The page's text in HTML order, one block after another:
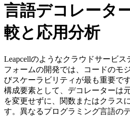
言語デコレータ
較と応用分析
Leapcellのようなクラウドサービス
フォームの開発では、コードのモ
びスケーラビリティが最も重要で
構成要素として、デコレーターは
を変更せずに、関数またはクラス
す。異なるプログラミング言語の